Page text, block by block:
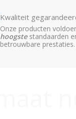
Kwaliteit
Onze producten
hoogstestandaarden
betrouwbare prestaties.